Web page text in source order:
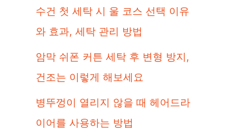
수건 첫 세탁 시 울 코스 선택 이유
와 효과, 세탁 관리 방법
암막 쉬폰 커튼 세탁 후 변형 방지,
건조는 이렇게 해보세요
병뚜껑이 열리지 않을 때 헤어드라
이어를 사용하는 방법